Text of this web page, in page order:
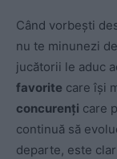
Când vorbești
nu te minunezi
jucătorii le aduc
favorite care își
concurenți care
continuă să
departe, este